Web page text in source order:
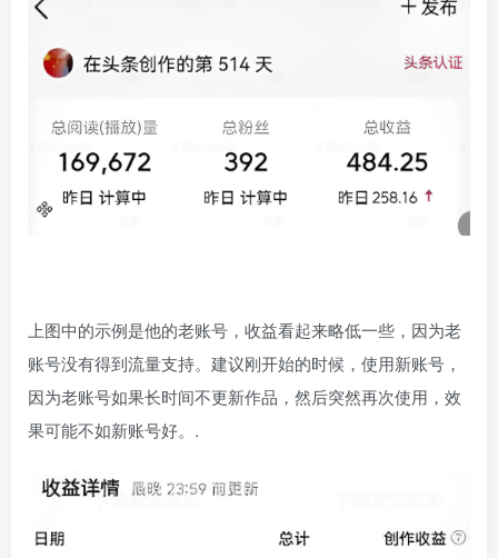
上图中的示例是他的老账号，收益看起来略低一些，因为老
账号没有得到流量支持。建议刚开始的时候，使用新账号，
因为老账号如果长时间不更新作品，然后突然再次使用，效
果可能不如新账号好。.